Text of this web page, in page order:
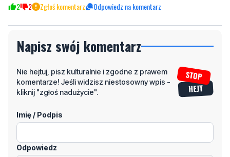
2 2 Zgłoś komentarz Odpowiedz na komentarz
Napisz swój komentarz
Nie hejtuj, pisz kulturalnie i zgodne z prawem
komentarze! Jeśli widzisz niestosowny wpis -
kliknij "zgłoś nadużycie".
Imię / Podpis
Odpowiedz